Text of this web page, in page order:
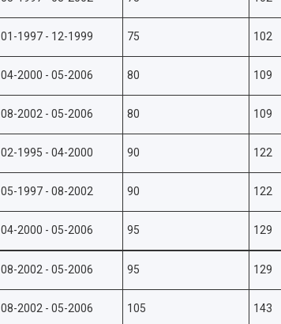
01-1997 - 12-1999 75 102
04-2000 - 05-2006 80 109
08-2002 - 05-2006 80 109
02-1995 - 04-2000 90 122
05-1997 - 08-2002 90 122
04-2000 - 05-2006 95 129
08-2002 - 05-2006 95 129
08-2002 - 05-2006 105 143